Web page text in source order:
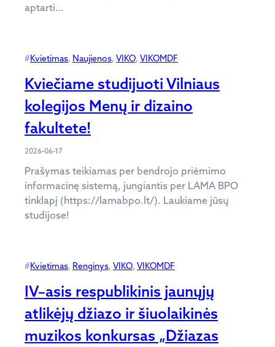
aptarti…
#Kvietimas, Naujienos, VIKO, VIKOMDF
Kviečiame studijuoti Vilniaus
kolegijos Menų ir dizaino
fakultete!
2026-06-17
Prašymas teikiamas per bendrojo priėmimo
informacinę sistemą, jungiantis per LAMA BPO
tinklapį (https://lamabpo.lt/). Laukiame jūsų
studijose!
#Kvietimas, Renginys, VIKO, VIKOMDF
IV–asis respublikinis jaunųjų
atlikėjų džiazo ir šiuolaikinės
muzikos konkursas „Džiazas